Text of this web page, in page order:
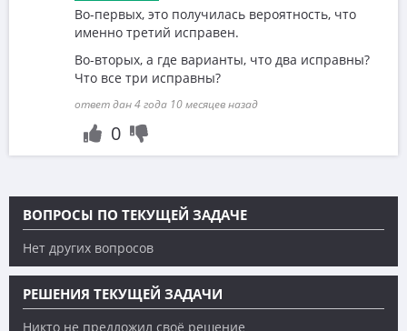
Во-первых, это получилась вероятность, что
именно третий исправен.
Во-вторых, а где варианты, что два исправны?
Что все три исправны?
ответ дан 4 года 10 месяцев назад
0
ВОПРОСЫ ПО ТЕКУЩЕЙ ЗАДАЧЕ
Нет других вопросов
РЕШЕНИЯ ТЕКУЩЕЙ ЗАДАЧИ
Никто не предложил своё решение